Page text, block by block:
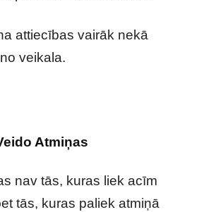
attiecības vairāk nekā
veikala.
Atmiņas
nav tās, kuras liek acīm
tās, kuras paliek atmiņā